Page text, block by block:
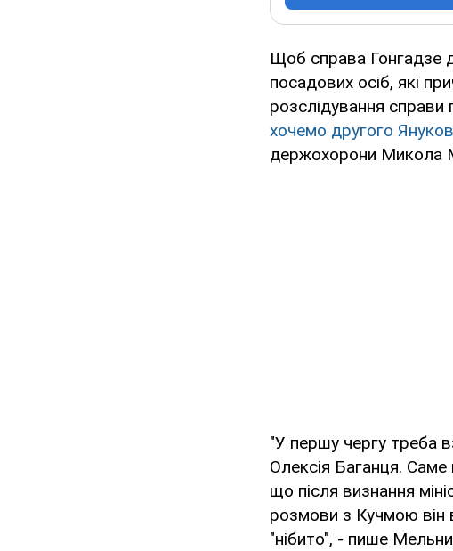
Щоб справа Гонгадзе
посадових осіб, які
розслідування
хочемо другого
держохорони Микола
"У першу чергу треба
Олексія Баганця.
що після визнання
розмови з Кучмою він
"нібито", - пише